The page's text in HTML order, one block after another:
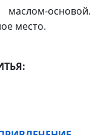
основой.
место.